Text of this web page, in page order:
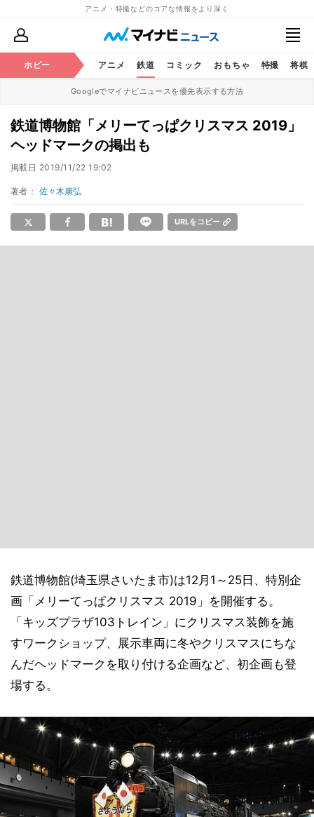
アニメ・特撮などのコアな情報をより深く
ホビー アニメ 鉄道 コミック おもちゃ 特撮 将棋
Googleでマイナビニュースを優先表示する方法
鉄道博物館「メリーてっぱクリスマス 2019」
ヘッドマークの掲出も
掲載日 2019/11/22 19:02
著者： 佐々木康弘
URLをコピー
鉄道博物館(埼玉県さいたま市)は12月1～25日、特別企
画「メリーてっぱクリスマス 2019」を開催する。
「キッズプラザ103トレイン」にクリスマス装飾を施
すワークショップ、展示車両に冬やクリスマスにちな
んだヘッドマークを取り付ける企画など、初企画も登
場する。